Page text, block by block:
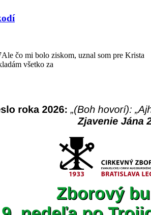
čo mi bolo ziskom, uznal som pre Krista
všetko za